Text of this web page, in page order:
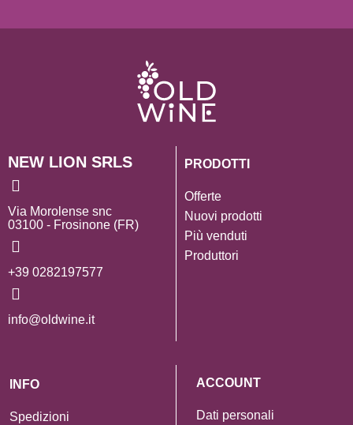
NEW LION SRLS
Via Morolense snc
03100 - Frosinone (FR)
+39 0282197577
info@oldwine.it
PRODOTTI
Offerte
Nuovi prodotti
Più venduti
Produttori
INFO
Spedizioni
ACCOUNT
Dati personali